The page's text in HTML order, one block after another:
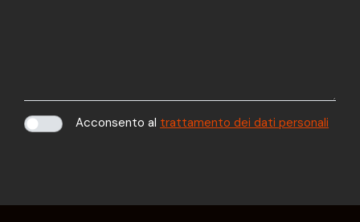
Acconsento al trattamento dei dati personali